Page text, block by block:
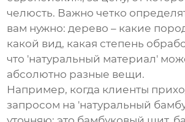
челюсть. Важно четко
вам нужно: дерево – какие
какой вид, какая степень
что 'натуральный материал'
абсолютно разные вещи.
Например, когда клиенты
запросом на 'натуральный